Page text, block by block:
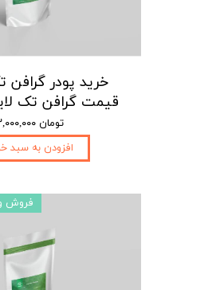
خرید پودر گرافن
قیمت گرافن تک
۳,۰۰۰,۰۰۰ تومان
افزودن به سبد
فروش